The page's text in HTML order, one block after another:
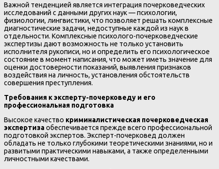
Важной тенденцией является интеграция почерковедческих
исследований с данными других наук — психологии,
физиологии, лингвистики, что позволяет решать комплексные
диагностические задачи, недоступные каждой из наук в
отдельности. Комплексные психолого-почерковедческие
экспертизы дают возможность не только установить
исполнителя рукописи, но и определить его психологическое
состояние в момент написания, что может иметь значение для
оценки достоверности показаний, выявления признаков
воздействия на личность, установления обстоятельств
совершения преступления.
Требования к эксперту-почерковеду и его
профессиональная подготовка
Высокое качество криминалистическая почерковедческая
экспертизаобеспечивается прежде всего профессиональной
подготовкой экспертов. Эксперт-почерковед должен
обладать не только глубокими теоретическими знаниями, но и
развитыми практическими навыками, а также определенными
личностными качествами.